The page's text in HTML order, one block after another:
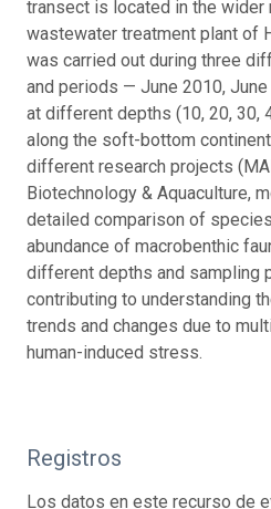
transect is located in the wider
wastewater treatment plant of
was carried out during three
and periods — June 2010,
at different depths (10, 20, 30,
along the soft-bottom
different research projects
Biotechnology & Aquaculture,
detailed comparison of
abundance of macrobenthic
different depths and sampling
contributing to understanding
trends and changes due to
human-induced stress.
Registros
Los datos en este recurso de